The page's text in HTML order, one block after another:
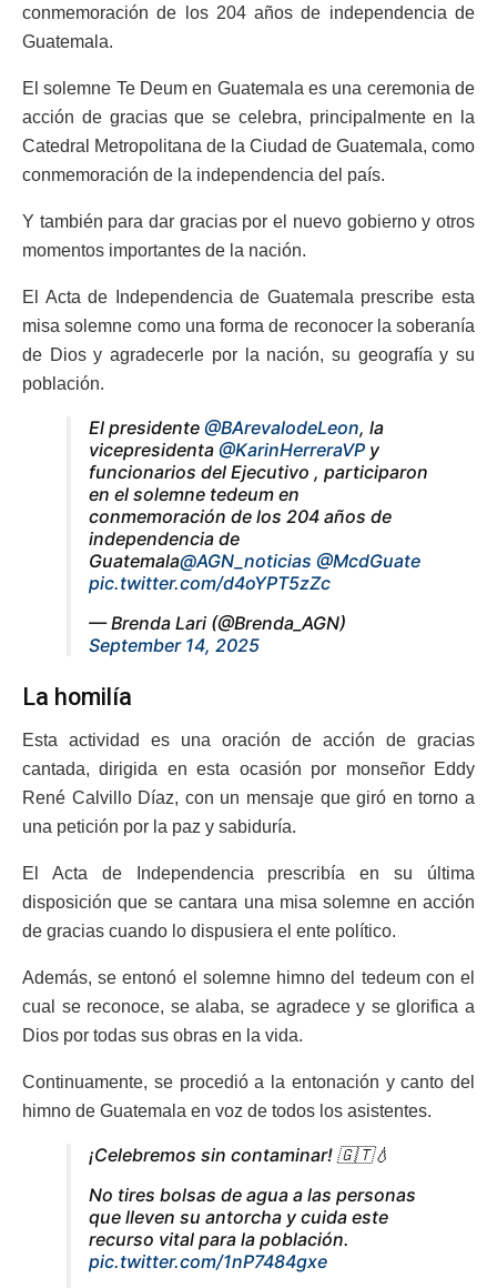
conmemoración de los 204 años de independencia de
Guatemala.
El solemne Te Deum en Guatemala es una ceremonia de
acción de gracias que se celebra, principalmente en la
Catedral Metropolitana de la Ciudad de Guatemala, como
conmemoración de la independencia del país.
Y también para dar gracias por el nuevo gobierno y otros
momentos importantes de la nación.
El Acta de Independencia de Guatemala prescribe esta
misa solemne como una forma de reconocer la soberanía
de Dios y agradecerle por la nación, su geografía y su
población.
El presidente @BArevalodeLeon, la
vicepresidenta @KarinHerreraVP y
funcionarios del Ejecutivo , participaron
en el solemne tedeum en
conmemoración de los 204 años de
independencia de
Guatemala@AGN_noticias @McdGuate
pic.twitter.com/d4oYPT5zZc
— Brenda Lari (@Brenda_AGN)
September 14, 2025
La homilía
Esta actividad es una oración de acción de gracias
cantada, dirigida en esta ocasión por monseñor Eddy
René Calvillo Díaz, con un mensaje que giró en torno a
una petición por la paz y sabiduría.
El Acta de Independencia prescribía en su última
disposición que se cantara una misa solemne en acción
de gracias cuando lo dispusiera el ente político.
Además, se entonó el solemne himno del tedeum con el
cual se reconoce, se alaba, se agradece y se glorifica a
Dios por todas sus obras en la vida.
Continuamente, se procedió a la entonación y canto del
himno de Guatemala en voz de todos los asistentes.
¡Celebremos sin contaminar! 🇬🇹💧
No tires bolsas de agua a las personas
que lleven su antorcha y cuida este
recurso vital para la población.
pic.twitter.com/1nP7484gxe